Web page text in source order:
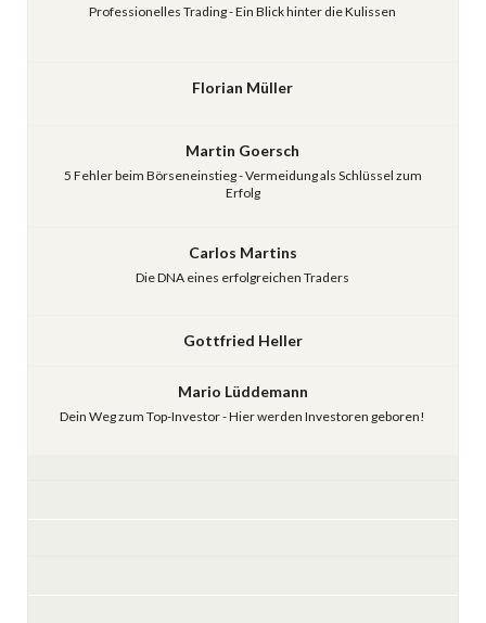
Professionelles Trading - Ein Blick hinter die Kulissen
Florian Müller
Martin Goersch
5 Fehler beim Börseneinstieg - Vermeidung als Schlüssel zum
Erfolg
Carlos Martins
Die DNA eines erfolgreichen Traders
Gottfried Heller
Mario Lüddemann
Dein Weg zum Top-Investor - Hier werden Investoren geboren!